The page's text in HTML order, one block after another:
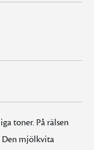
toner. På rälsen
mjölkvita